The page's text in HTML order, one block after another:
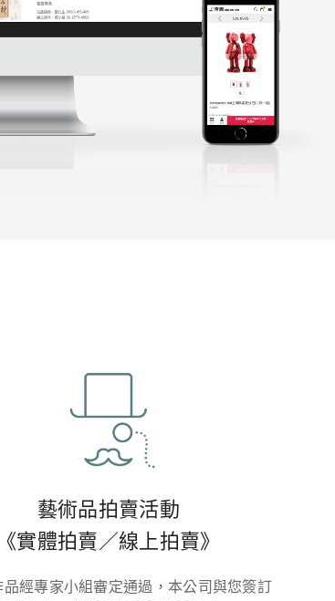
藝術品拍賣活動
《實體拍賣／線上拍賣》
品經專家小組審定通過，本公司與您簽訂